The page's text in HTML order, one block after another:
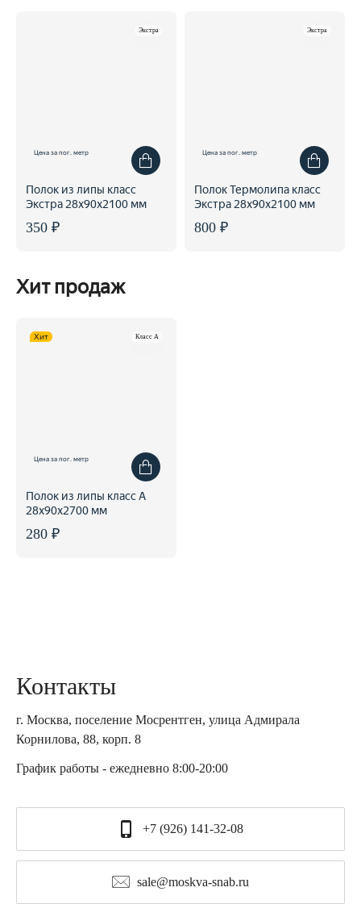
Экстра
Цена за пог. метр
Полок из липы класс
Экстра 28x90x2100 мм
350 ₽
Экстра
Цена за пог. метр
Полок Термолипа класс
Экстра 28x90x2100 мм
800 ₽
Хит продаж
Класс A
Хит
Цена за пог. метр
Полок из липы класс А
28x90x2700 мм
280 ₽
Контакты
г. Москва, поселение Мосрентген, улица Адмирала
Корнилова, 88, корп. 8
График работы - ежедневно 8:00-20:00
+7 (926) 141-32-08
sale@moskva-snab.ru